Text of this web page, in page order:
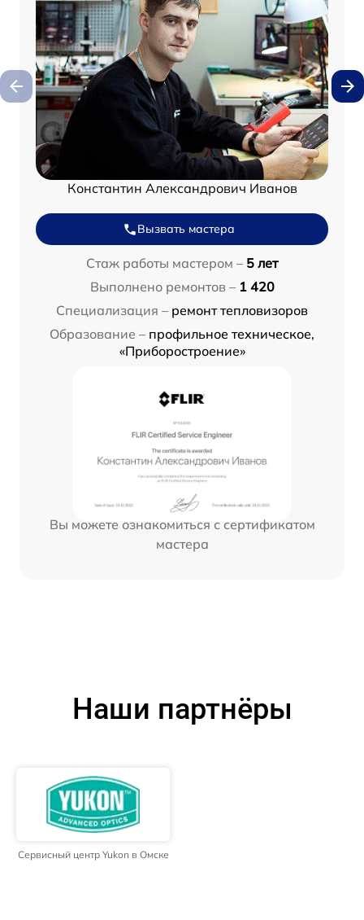
Константин Александрович Иванов
Вызвать мастера
Стаж работы мастером – 5 лет
Выполнено ремонтов – 1 420
Специализация – ремонт тепловизоров
Образование – профильное техническое,
«Приборостроение»
Вы можете ознакомиться с сертификатом
мастера
Наши партнёры
Сервисный центр Yukon в Омске